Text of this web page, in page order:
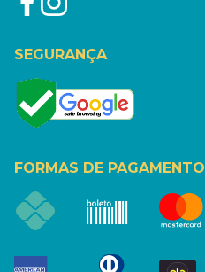
SEGURANÇA
FORMAS DE PAGAMENTO